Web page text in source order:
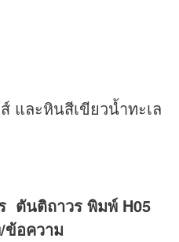
และหินสีเขียวน้ำทะเล
ตันติถาวร พิมพ์ H05
ข้อความ